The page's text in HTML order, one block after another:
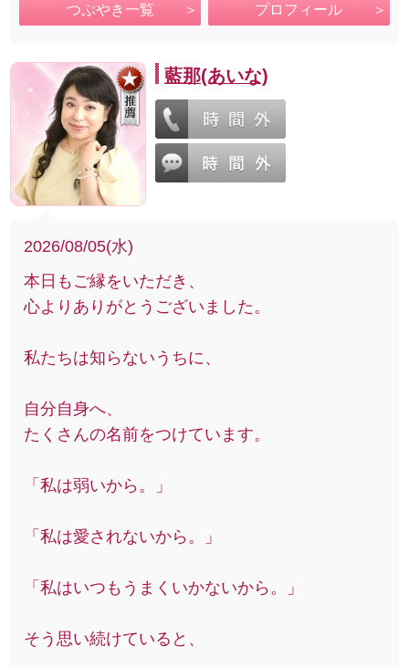
つぶやき一覧 プロフィール
藍那(あいな)
2026/08/05(水)
本日もご縁をいただき、
心よりありがとうございました。
私たちは知らないうちに、
自分自身へ、
たくさんの名前をつけています。
「私は弱いから。」
「私は愛されないから。」
「私はいつもうまくいかないから。」
そう思い続けていると、